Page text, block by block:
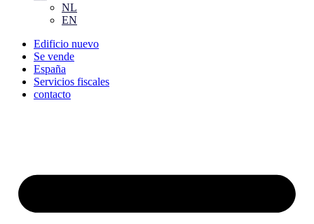
NL
EN
Edificio nuevo
Se vende
España
Servicios fiscales
contacto